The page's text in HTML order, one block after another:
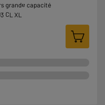
grande capacité
CL XL